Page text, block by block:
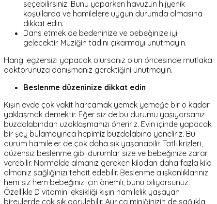
seçebilirsiniz. Bunu yaparken havuzun hijyenik
koşullarda ve hamilelere uygun durumda olmasına
dikkat edin.
Dans etmek de bedeninize ve bebeğinize iyi
gelecektir. Müziğin tadını çıkarmayı unutmayın.
Hangi egzersizi yapacak olursanız olun öncesinde mutlaka
doktorunuza danışmanız gerektiğini unutmayın.
Beslenme düzeninize dikkat edin
Kışın evde çok vakit harcamak yemek yemeğe bir o kadar
yaklaşmak demektir. Eğer siz de bu durumu yaşıyorsanız
buzdolabından uzaklaşmanızı öneririz. Evin içinde yapacak
bir şey bulamayınca hepimiz buzdolabına yöneliriz. Bu
durum hamileler de çok daha sık yaşanabilir. Tatlı krizleri,
düzensiz beslenme gibi durumlar size ve bebeğinize zarar
verebilir. Normalde almanız gereken kilodan daha fazla kilo
almanız sağlığınızı tehdit edebilir. Beslenme alışkanlıklarınız
hem siz hem bebeğiniz için önemli, bunu biliyorsunuz.
Özellikle D vitamini eksikliği kışın hamilelik yaşayan
bireylerde çok sık görülebilir. Ayrıca miniğinizin de sağlıkla